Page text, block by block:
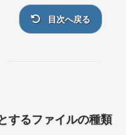
目次へ戻る
するファイルの種類